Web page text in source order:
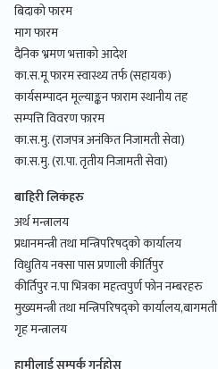
बिदाको फारम
माग फारम
दैनिक भ्रमण भत्ताको आदेश
का.स.मू फारम स्वास्थ्य तर्फ (सहायक)
कार्यसम्पादन मूल्याङ्कन फाराम स्थानीय तह
सम्पत्ति विवरण फारम
का.स.मु. (राजपत्र अनंकित निजामती सेवा)
का.स.मु. (रा.पा. तृतीय निजामती सेवा)
बाहिरी लिकंहरु
अर्थ मन्त्रालय
प्रधानमन्त्री तथा मन्त्रिपरिषद्को कार्यालय
विधुतिय नक्सा पास प्रणाली कीर्तिपुर
कीर्तिपुर न.पा भित्रका महत्वपुर्ण फोन नम्बरहरु
मुख्यमन्त्री तथा मन्त्रिपरिषद्को कार्यालय,बागमती
गृह मन्त्रालय